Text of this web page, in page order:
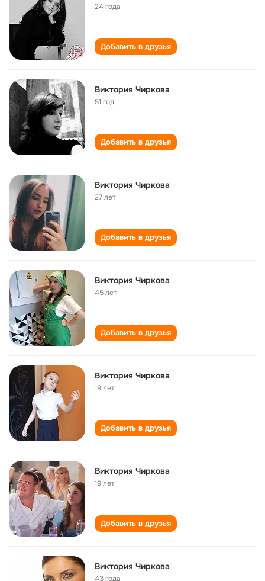
24 года
Добавить в друзья
Виктория Чиркова
51 год
Добавить в друзья
Виктория Чиркова
27 лет
Добавить в друзья
Виктория Чиркова
45 лет
Добавить в друзья
Виктория Чиркова
19 лет
Добавить в друзья
Виктория Чиркова
19 лет
Добавить в друзья
Виктория Чиркова
43 года